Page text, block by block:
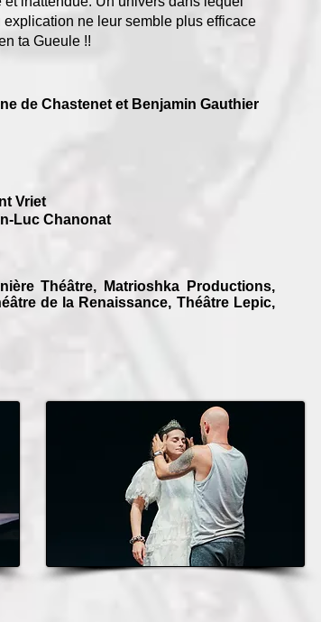
ne leur semble plus efficace
ta Gueule !!
de Chastenet et Benjamin Gauthier
Vriet
Luc Chanonat
Théâtre, Matrioshka Productions,
de la Renaissance, Théâtre Lepic,